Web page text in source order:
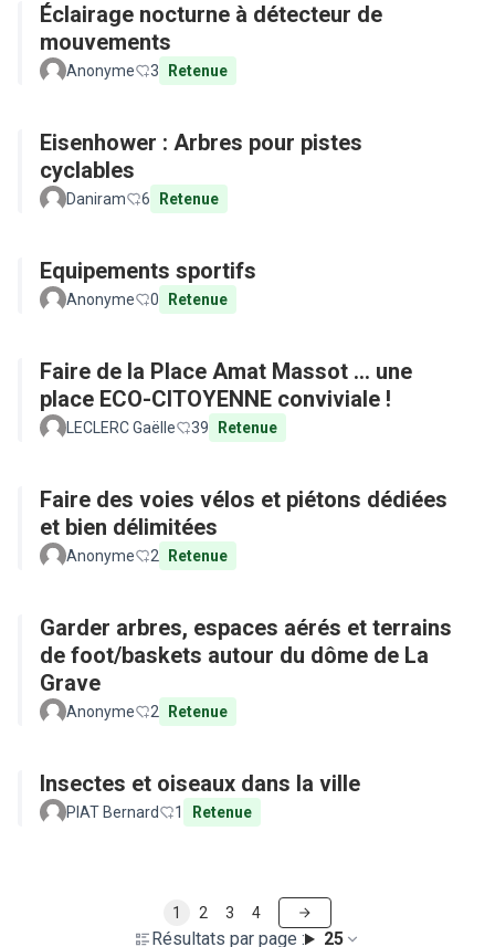
Éclairage nocturne à détecteur de
mouvements
Anonyme 3 Retenue
Eisenhower : Arbres pour pistes
cyclables
Daniram 6 Retenue
Equipements sportifs
Anonyme 0 Retenue
Faire de la Place Amat Massot ... une
place ECO-CITOYENNE conviviale !
LECLERC Gaëlle 39 Retenue
Faire des voies vélos et piétons dédiées
et bien délimitées
Anonyme 2 Retenue
Garder arbres, espaces aérés et terrains
de foot/baskets autour du dôme de La
Grave
Anonyme 2 Retenue
Insectes et oiseaux dans la ville
PIAT Bernard 1 Retenue
Résultats par page : 25
1 2 3 4